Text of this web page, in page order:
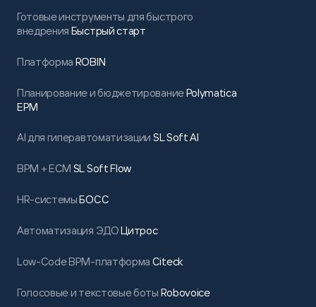
Готовые инструменты для быстрого
внедрения Быстрый старт
Платформа ROBIN
Планирование и бюджетированиеPolymatica
EPM
AI для гиперавтоматизации SL Soft AI
BPM + ECM SL Soft Flow
HR-системыБОСС
Автоматизация ЭДОЦитрос
Low-Code BPM-платформа Citeck
Голосовые и текстовые боты Robovoice